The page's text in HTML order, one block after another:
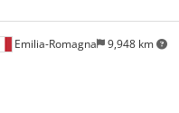
Emilia-Romagna 9,948 km